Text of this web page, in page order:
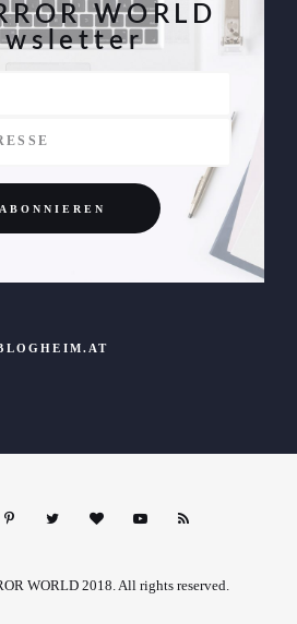
WORLD
WORLD 2018. All rights reserved.